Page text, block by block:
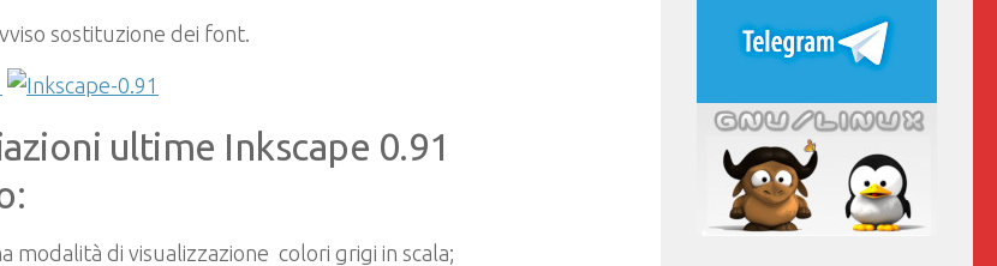
sostituzione dei font.
ultime Inkscape 0.91
modalità di visualizzazione colori grigi in scala;